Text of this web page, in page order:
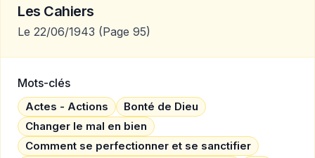
Les Cahiers
Le 22/06/1943 (Page 95)
Mots-clés
Actes - Actions
Bonté de Dieu
Changer le mal en bien
Comment se perfectionner et se sanctifier